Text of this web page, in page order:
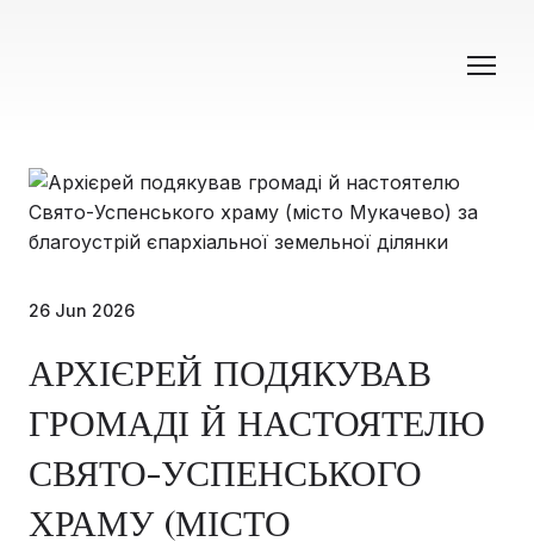
26 Jun 2026
АРХІЄРЕЙ ПОДЯКУВАВ
ГРОМАДІ Й НАСТОЯТЕЛЮ
СВЯТО-УСПЕНСЬКОГО
ХРАМУ (МІСТО